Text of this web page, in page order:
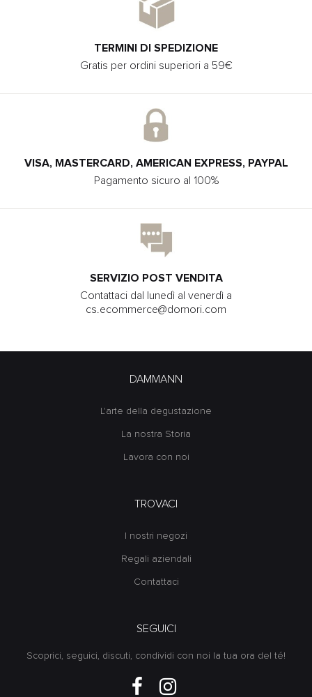
TERMINI DI SPEDIZIONE
Gratis per ordini superiori a 59€
VISA, MASTERCARD, AMERICAN EXPRESS, PAYPAL
Pagamento sicuro al 100%
SERVIZIO POST VENDITA
Contattaci dal lunedì al venerdì a
cs.ecommerce@domori.com
DAMMANN
L'arte della degustazione
La nostra Storia
Lavora con noi
TROVACI
I nostri negozi
Regali aziendali
Contattaci
SEGUICI
Scoprici, seguici, discuti, condividi con noi la tua ora del té!